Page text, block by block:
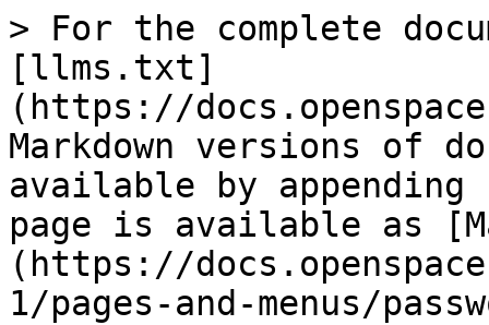
> For the complete
[llms.txt]
(https://
Markdown versions of
available by
page is available as
(https://
1/pages-and-menus/